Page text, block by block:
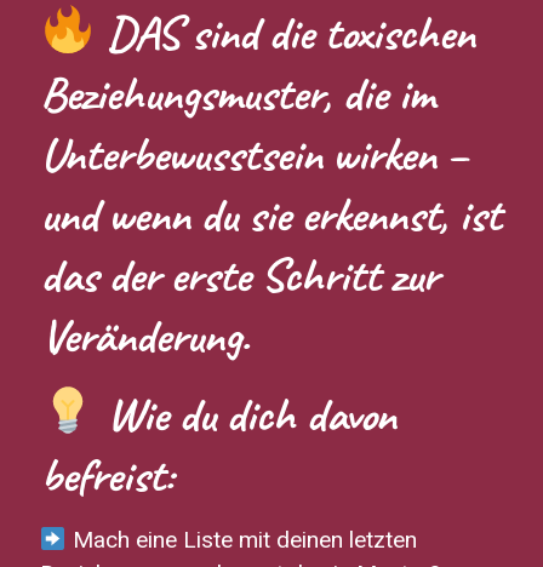
DAS sind die toxischen
Beziehungsmuster, die im
Unterbewusstsein wirken –
und wenn du sie erkennst, ist
das der erste Schritt zur
Veränderung.
Wie du dich davon
befreist:
Mach eine Liste mit deinen letzten